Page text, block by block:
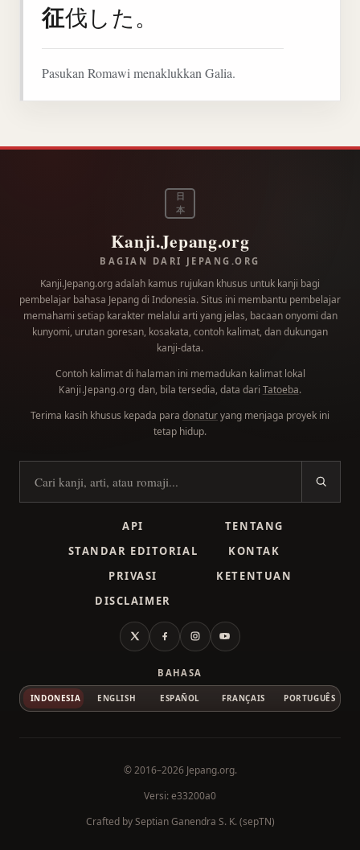
征伐した。
Pasukan Romawi menaklukkan Galia.
日
本
Kanji.Jepang.org
BAGIAN DARI JEPANG.ORG
Kanji.Jepang.org adalah kamus rujukan khusus untuk kanji bagi
pembelajar bahasa Jepang di Indonesia. Situs ini membantu pembelajar
memahami setiap karakter melalui arti yang jelas, bacaan onyomi dan
kunyomi, urutan goresan, kosakata, contoh kalimat, dan dukungan
kanji-data.
Contoh kalimat di halaman ini memadukan kalimat lokal
Kanji.Jepang.org dan, bila tersedia, data dari Tatoeba.
Terima kasih khusus kepada para donaturyang menjaga proyek ini
tetap hidup.
Cari kanji
API
TENTANG
STANDAR EDITORIAL
KONTAK
PRIVASI
KETENTUAN
DISCLAIMER
X FacebookInstagramYouTube
BAHASA
INDONESIA ENGLISH ESPAÑOL FRANÇAIS PORTUGUÊS
© 2016–2026 Jepang.org.
Versi: e33200a0
Crafted bySeptian Ganendra S. K. (sepTN)